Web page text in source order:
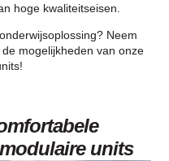
hoge kwaliteitseisen.
Neem
mogelijkheden van onze
units